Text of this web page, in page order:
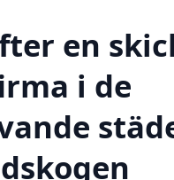
en
i de